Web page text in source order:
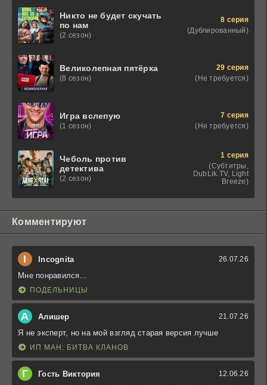
Никто не будет скучать
по нам
(2 сезон)
8 серия
(Дублированный)
Великолепная пятёрка
(8 сезон)
29 серия
(Не требуется)
Игра вслепую
(1 сезон)
7 серия
(Не требуется)
Чеболь против
детектива
(2 сезон)
1 серия
(Субтитры,
DubLik.TV, Light
Breeze)
Комментируют
I Incognita 26.07.26
Мне понравился...
ПОДЕЛЬНИЦЫ
А Алишер 21.07.26
Я не эксперт, но на мой взгляд старая версия лучше
ИП МАН: БИТВА КЛАНОВ
Г Гость Виктория 12.06.26